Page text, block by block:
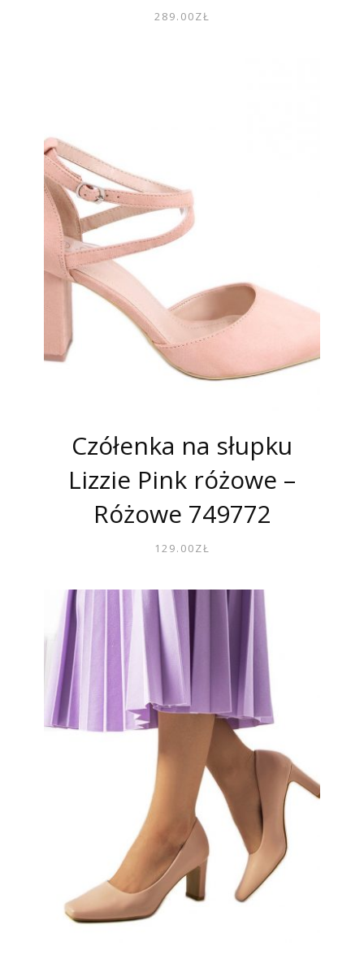
289.00ZŁ
Czółenka na słupku
Lizzie Pink różowe –
Różowe 749772
129.00ZŁ